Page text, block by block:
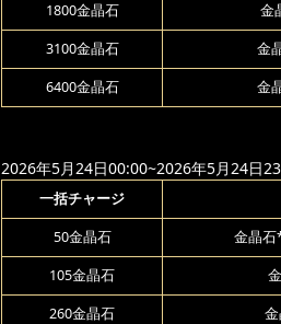
1800金晶石 金
3100金晶石 金
6400金晶石 金
2026年5月24日00:00~2026年5月24日
一括チャージ
50金晶石 金晶石
105金晶石
260金晶石